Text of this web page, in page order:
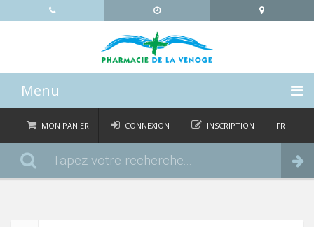
Menu
ACCUEIL
CATÉGORIES
MON PANIER
Commander
CONNEXION INSCRIPTION FR